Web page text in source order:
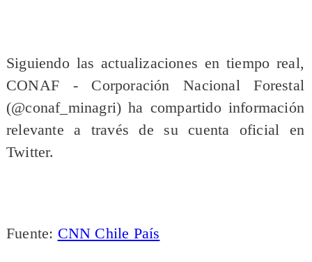
Siguiendo las actualizaciones en tiempo real,
CONAF - Corporación Nacional Forestal
(@conaf_minagri) ha compartido información
relevante a través de su cuenta oficial en
Twitter.
Fuente: CNN Chile País